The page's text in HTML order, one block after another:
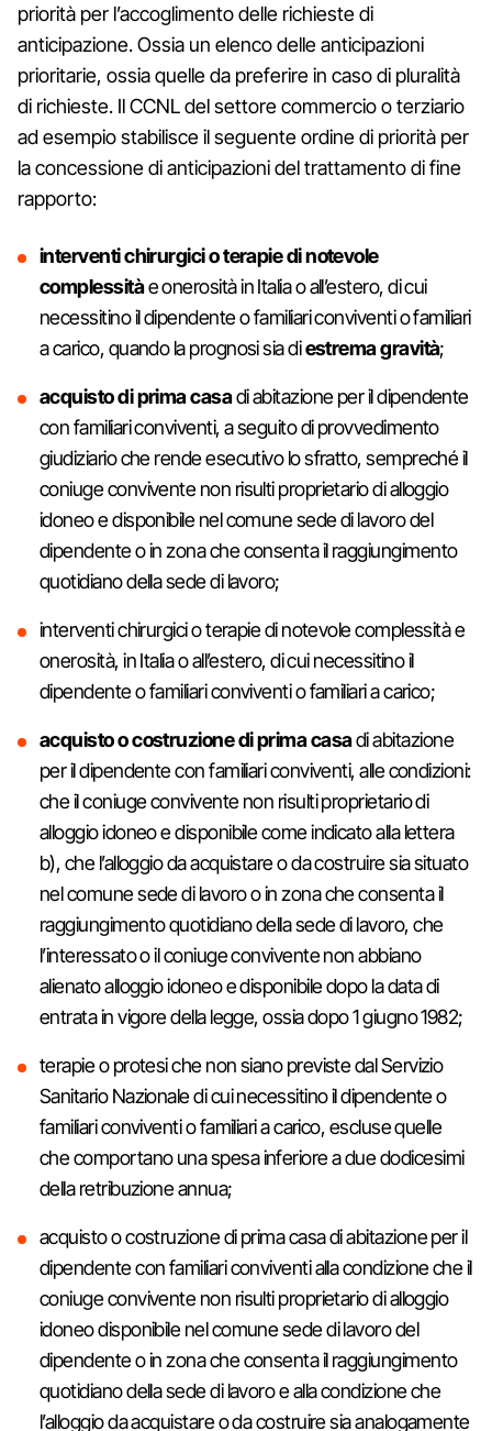
priorità per l’accoglimento delle richieste di
anticipazione. Ossia un elenco delle anticipazioni
prioritarie, ossia quelle da preferire in caso di pluralità
di richieste. Il CCNL del settore commercio o terziario
ad esempio stabilisce il seguente ordine di priorità per
la concessione di anticipazioni del trattamento di fine
rapporto:
interventi chirurgici o terapie di notevole
complessitàe onerosità in Italia o all’estero, di cui
necessitino il dipendente o familiari conviventi o familiari
a carico, quando la prognosi sia diestrema gravità;
acquisto di prima casadi abitazione per il dipendente
con familiari conviventi, a seguito di provvedimento
giudiziario che rende esecutivo lo sfratto, sempreché il
coniuge convivente non risulti proprietario di alloggio
idoneo e disponibile nel comune sede di lavoro del
dipendente o in zona che consenta il raggiungimento
quotidiano della sede di lavoro;
interventi chirurgici o terapie di notevole complessità e
onerosità, in Italia o all’estero, di cui necessitino il
dipendente o familiari conviventi o familiari a carico;
acquisto o costruzione di prima casadi abitazione
per il dipendente con familiari conviventi, alle condizioni:
che il coniuge convivente non risulti proprietario di
alloggio idoneo e disponibile come indicato alla lettera
b), che l’alloggio da acquistare o da costruire sia situato
nel comune sede di lavoro o in zona che consenta il
raggiungimento quotidiano della sede di lavoro, che
l’interessato o il coniuge convivente non abbiano
alienato alloggio idoneo e disponibile dopo la data di
entrata in vigore della legge, ossia dopo 1 giugno 1982;
terapie o protesi che non siano previste dal Servizio
Sanitario Nazionale di cui necessitino il dipendente o
familiari conviventi o familiari a carico, escluse quelle
che comportano una spesa inferiore a due dodicesimi
della retribuzione annua;
acquisto o costruzione di prima casa di abitazione per il
dipendente con familiari conviventi alla condizione che il
coniuge convivente non risulti proprietario di alloggio
idoneo disponibile nel comune sede di lavoro del
dipendente o in zona che consenta il raggiungimento
quotidiano della sede di lavoro e alla condizione che
l’alloggio da acquistare o da costruire sia analogamente